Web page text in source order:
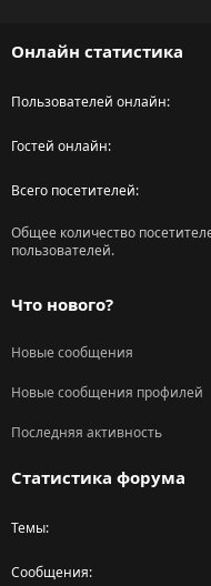
Онлайн статистика
Пользователей онлайн
Гостей онлайн
Всего посетителей
Общее количество
пользователей.
Что нового?
Новые сообщения
Новые сообщения профилей
Последняя активность
Статистика форума
Темы
Сообщения